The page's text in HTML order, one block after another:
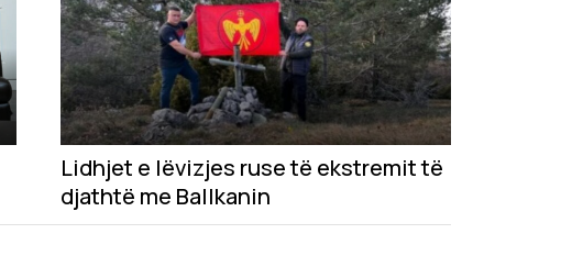
Lidhjet e lëvizjes ruse të ekstremit të
djathtë me Ballkanin